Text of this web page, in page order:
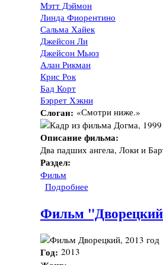
Мэтт Дэймон
Линда Фиорентино
Сальма Хайек
Джейсон Ли
Джейсон Мьюз
Алан Рикман
Крис Рок
Бад Корт
Бэррет Хэкни
Слоган: «Смотри ниже.»
Описание фильма:
Два падших ангела, Локи и
Раздел:
Фильм
Подробнее
Фильм
Год: 2013